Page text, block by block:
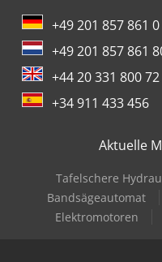
+49 201 857 861 0
+49 201 857 861
+44 20 331 800 72
+34 911 433 456
Aktuelle
Tafelschere
Bandsägeautomat
Elektromotoren